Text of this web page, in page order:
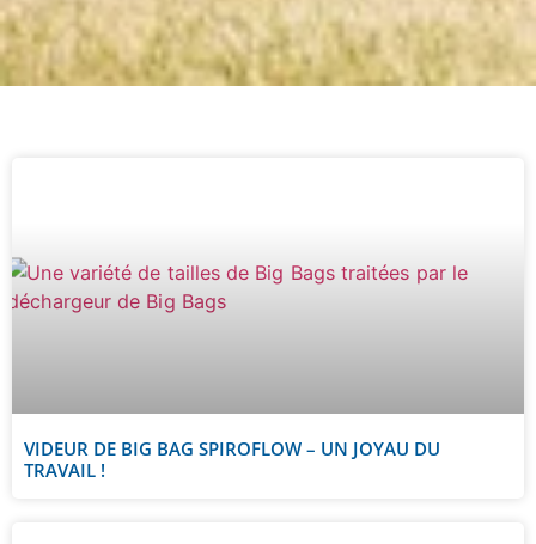
VIDEUR DE BIG BAG SPIROFLOW – UN JOYAU DU
TRAVAIL !